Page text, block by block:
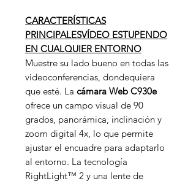
CARACTERÍSTICAS
PRINCIPALESVÍDEO ESTUPENDO
EN CUALQUIER ENTORNO
Muestre su lado bueno en todas las
videoconferencias, dondequiera
que esté. La cámara Web C930e
ofrece un campo visual de 90
grados, panorámica, inclinación y
zoom digital 4x, lo que permite
ajustar el encuadre para adaptarlo
al entorno. La tecnología
RightLight™ 2 y una lente de